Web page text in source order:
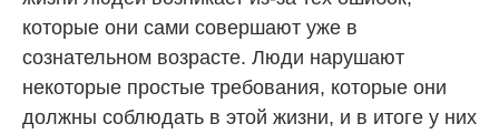
которые они сами совершают уже в
сознательном возрасте. Люди нарушают
некоторые простые требования, которые они
должны соблюдать в этой жизни, и в итоге у них